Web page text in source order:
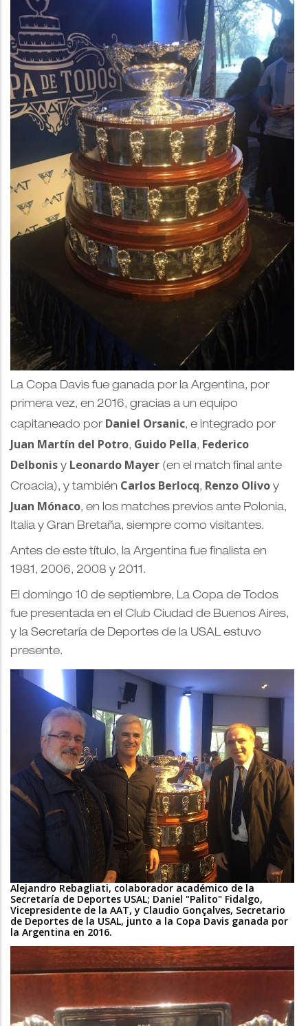
La Copa Davis fue ganada por la Argentina, por
primera vez, en 2016, gracias a un equipo
capitaneado por Daniel Orsanic, e integrado por
Juan Martín del Potro, Guido Pella, Federico
Delbonis y Leonardo Mayer (en el match final ante
Croacia), y también Carlos Berlocq, Renzo Olivo y
Juan Mónaco, en los matches previos ante Polonia,
Italia y Gran Bretaña, siempre como visitantes.
Antes de este título, la Argentina fue finalista en
1981, 2006, 2008 y 2011.
El domingo 10 de septiembre, La Copa de Todos
fue presentada en el Club Ciudad de Buenos Aires,
y la Secretaría de Deportes de la USAL estuvo
presente.
Alejandro Rebagliati, colaborador académico de la
Secretaría de Deportes USAL; Daniel "Palito" Fidalgo,
Vicepresidente de la AAT, y Claudio Gonçalves, Secretario
de Deportes de la USAL, junto a la Copa Davis ganada por
la Argentina en 2016.